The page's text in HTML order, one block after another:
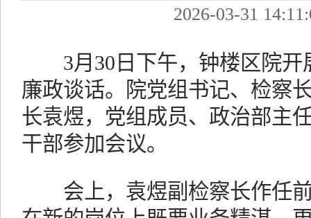
2026-03-31
3月30日下午，钟楼区院开
廉政谈话。院党组书记、检察
长袁煜，党组成员、政治部主
干部参加会议。
会上，袁煜副检察长作任前